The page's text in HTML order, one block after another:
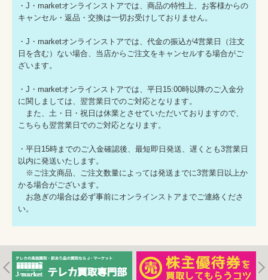
・J・marketオンラインストアでは、商品の特性上、お客様からの
キャンセル・返品・交換は一切お受けしておりません。
・J・marketオンラインストアでは、代金の振込が4営業日（注文
日を含む）ない場合、当店からご注文をキャンセルする場合がご
ざいます。
・J・marketオンラインストアでは、平日15:00時以降のご入金分
に関しましては、翌営業日でのご対応となります。
また、土・日・祝日は休業とさせていただいておりますので、
こちらも翌営業日でのご対応となります。
・平日15時までのご入金確認後、最短即日発送、遅くとも3営業日
以内に発送いたします。
※ご注文商品、ご注文数量によっては発送までに3営業日以上か
かる場合がございます。
お急ぎの場合は必ず事前にオンラインストアまでご連絡くださ
い。